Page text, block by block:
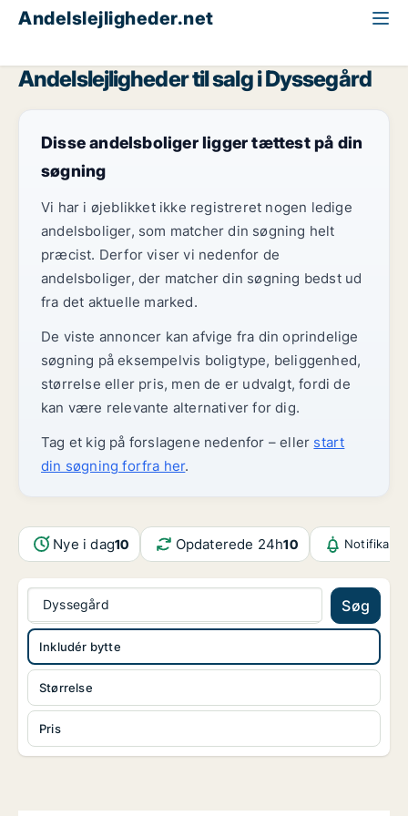
Andelslejligheder.net
Andelslejligheder til salg i Dyssegård
Disse andelsboliger ligger tættest på din
søgning
Vi har i øjeblikket ikke registreret nogen ledige
andelsboliger, som matcher din søgning helt
præcist. Derfor viser vi nedenfor de
andelsboliger, der matcher din søgning bedst ud
fra det aktuelle marked.
De viste annoncer kan afvige fra din oprindelige
søgning på eksempelvis boligtype, beliggenhed,
størrelse eller pris, men de er udvalgt, fordi de
kan være relevante alternativer for dig.
Tag et kig på forslagene nedenfor – eller start
din søgning forfra her.
Nye i dag10 Opdaterede 24h10
Dyssegård Søg
Størrelse
Pris
Inkludér bytte